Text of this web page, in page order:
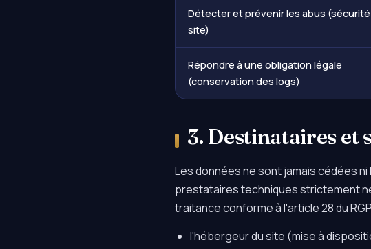
Détecter et prévenir les abus
site)
Répondre à une obligation légale
(conservation des logs)
3. Destinataires et
Les données ne sont jamais cédées
prestataires techniques strictement
traitance conforme à l'article 28 du
l'hébergeur du site (mise à